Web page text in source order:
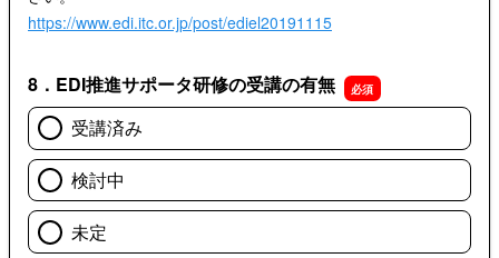
https://www.edi.itc.or.jp/post/ediel20191115
8．EDI推進サポータ研修の受講の有無
受講済み
検討中
未定